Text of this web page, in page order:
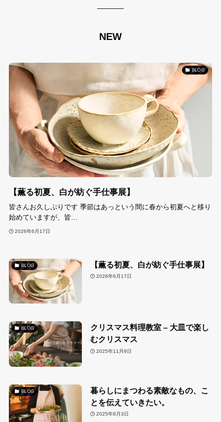
NEW
BLOG
【薫る初夏、白が紡ぐ手仕事展】
皆さんお久しぶりです 季節はあっという間に春から初夏へと移り
始めていますが、皆…
2026年6月17日
BLOG 【薫る初夏、白が紡ぐ手仕事展】
2026年6月17日
BLOG
クリスマス料理教室 – 大皿で楽し
むクリスマス
2025年11月9日
BLOG
暮らしにまつわる素敵なもの、こ
とを伝えていきたい。
2025年8月3日